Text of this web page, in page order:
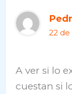
22 de
A ver si lo
cuestan si